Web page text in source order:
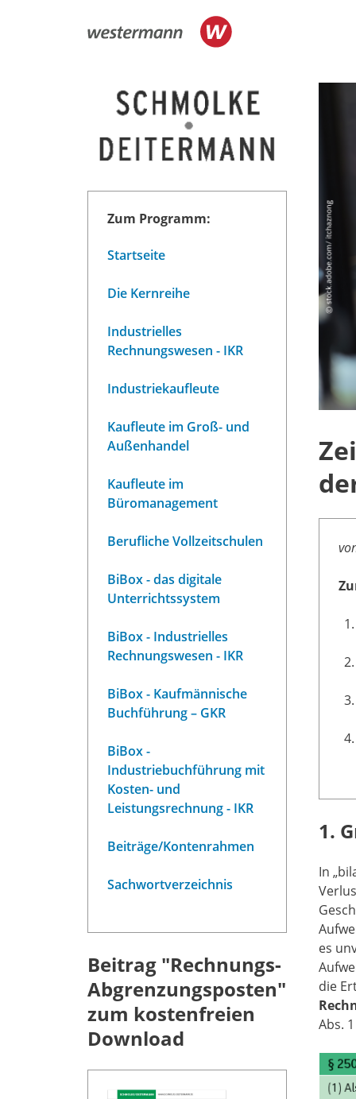
Zum Programm:
Startseite
Die Kernreihe
Industrielles
Rechnungswesen - IKR
Industriekaufleute
Kaufleute im Groß- und
Außenhandel
Kaufleute im
Büromanagement
Berufliche Vollzeitschulen
BiBox - das digitale
Unterrichtssystem
BiBox - Industrielles
Rechnungswesen - IKR
BiBox - Kaufmännische
Buchführung – GKR
BiBox -
Industriebuchführung mit
Kosten- und
Leistungsrechnung - IKR
Beiträge/Kontenrahmen
Sachwortverzeichnis
Beitrag "Rechnungs-
Abgrenzungsposten"
zum kostenfreien
Download
1.
In
es
die
Abs.